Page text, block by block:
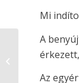
Mi
A
Az
Kellemes